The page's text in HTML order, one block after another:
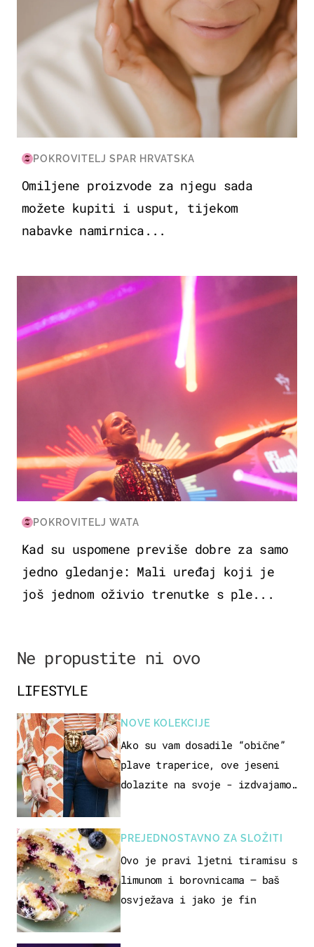
POKROVITELJ SPAR HRVATSKA
Omiljene proizvode za njegu sada
možete kupiti i usput, tijekom
nabavke namirnica...
KULTURA & ZABAVA
POKROVITELJ WATA
Kad su uspomene previše dobre za samo
jedno gledanje: Mali uređaj koji je
još jednom oživio trenutke s ple...
Ne propustite ni ovo
LIFESTYLE
NOVE KOLEKCIJE
Ako su vam dosadile “obične”
plave traperice, ove jeseni
dolazite na svoje - izdvajamo
PREJEDNOSTAVNO ZA SLOŽITI
Ovo je pravi ljetni tiramisu s
limunom i borovnicama – baš
osvježava i jako je fin